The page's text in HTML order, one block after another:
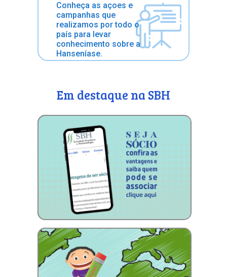
Conheça as açoes e
campanhas que
realizamos por todo o
país para levar
conhecimento sobre a
Hanseníase.
Em destaque na SBH